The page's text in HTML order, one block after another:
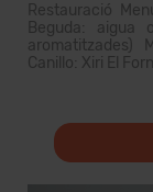
Restauració
Beguda:
aromatitzades)
Canillo: Xiri El